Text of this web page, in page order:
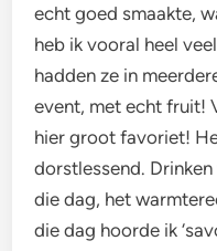
echt goed smaakte,
heb ik vooral heel
hadden ze in
event, met echt fruit!
hier groot favoriet!
dorstlessend.
die dag, het
die dag hoorde ik